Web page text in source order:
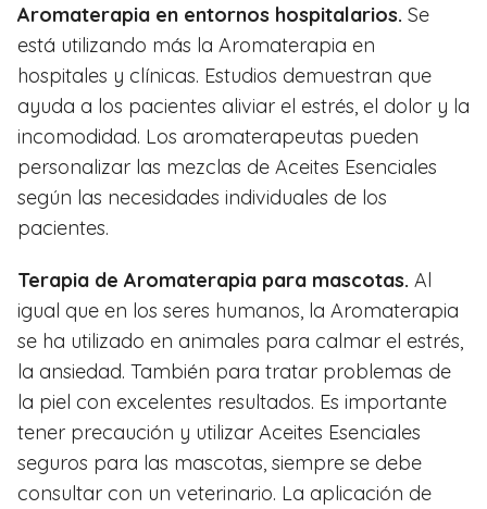
Aromaterapia en entornos hospitalarios. Se
está utilizando más la Aromaterapia en
hospitales y clínicas. Estudios demuestran que
ayuda a los pacientes aliviar el estrés, el dolor y la
incomodidad. Los aromaterapeutas pueden
personalizar las mezclas de Aceites Esenciales
según las necesidades individuales de los
pacientes.
Terapia de Aromaterapia para mascotas. Al
igual que en los seres humanos, la Aromaterapia
se ha utilizado en animales para calmar el estrés,
la ansiedad. También para tratar problemas de
la piel con excelentes resultados. Es importante
tener precaución y utilizar Aceites Esenciales
seguros para las mascotas, siempre se debe
consultar con un veterinario. La aplicación de